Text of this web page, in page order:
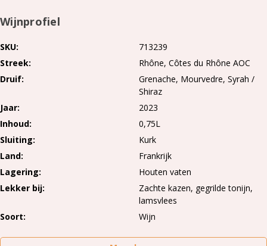
Wijnprofiel
SKU
713239
Streek
Rhône Côtes du Rhône AOC
Druif
Grenache Mourvedre Syrah /
Shiraz
Jaar
2023
Inhoud
0,75L
Sluiting
Kurk
Land
Frankrijk
Lagering
Houten vaten
Lekker bij
Zachte kazen, gegrilde tonijn,
lamsvlees
Soort
Wijn